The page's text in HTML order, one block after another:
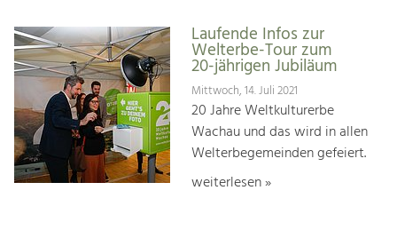
Laufende Infos zur
Welterbe-Tour zum
20-jährigen Jubiläum
Mittwoch, 14. Juli 2021
20 Jahre Weltkulturerbe
Wachau und das wird in allen
Welterbegemeinden gefeiert.
weiterlesen »